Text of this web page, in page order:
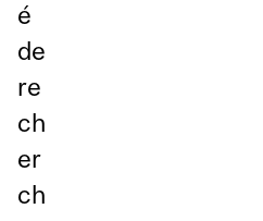
é
de
re
ch
er
ch